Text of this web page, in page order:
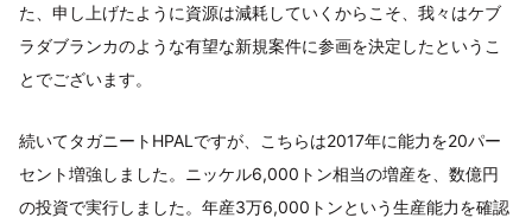
た、申し上げたように資源は減耗していくからこそ、我々はケブ
ラダブランカのような有望な新規案件に参画を決定したというこ
とでございます。
続いてタガニートHPALですが、こちらは2017年に能力を20パー
セント増強しました。ニッケル6,000トン相当の増産を、数億円
の投資で実行しました。年産3万6,000トンという生産能力を確認